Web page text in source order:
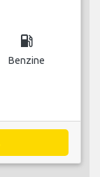
local_gas_station
Benzine